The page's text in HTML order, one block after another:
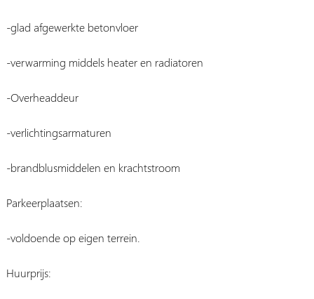
-glad afgewerkte betonvloer
-verwarming middels heater en radiatoren
-Overheaddeur
-verlichtingsarmaturen
-brandblusmiddelen en krachtstroom
Parkeerplaatsen:
-voldoende op eigen terrein.
Huurprijs: